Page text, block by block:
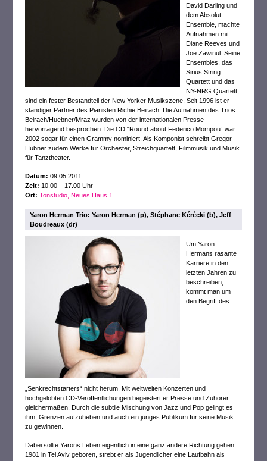
David Darling und
dem Absolut
Ensemble, machte
Aufnahmen mit
Diane Reeves und
Joe Zawinul. Seine
Ensembles, das
Sirius String
Quartett und das
NY-NRG Quartett,
sind ein fester Bestandteil der New Yorker Musikszene. Seit 1996 ist er
ständiger Partner des Pianisten Richie Beirach. Die Aufnahmen des Trios
Beirach/Huebner/Mraz wurden von der internationalen Presse
hervorragend besprochen. Die CD “Round about Federico Mompou“ war
2002 sogar für einen Grammy nominiert. Als Komponist schreibt Gregor
Hübner zudem Werke für Orchester, Streichquartett, Filmmusik und Musik
für Tanztheater.
Datum: 09.05.2011
Zeit: 10.00 – 17.00 Uhr
Ort: Tonstudio, Neues Haus 1
Yaron Herman Trio: Yaron Herman (p), Stéphane Kérécki (b), Jeff
Boudreaux (dr)
Um Yaron
Hermans rasante
Karriere in den
letzten Jahren zu
beschreiben,
kommt man um
den Begriff des
„Senkrechtstarters“ nicht herum. Mit weltweiten Konzerten und
hochgelobten CD-Veröffentlichungen begeistert er Presse und Zuhörer
gleichermaßen. Durch die subtile Mischung von Jazz und Pop gelingt es
ihm, Grenzen aufzuheben und auch ein junges Publikum für seine Musik
zu gewinnen.
Dabei sollte Yarons Leben eigentlich in eine ganz andere Richtung gehen:
1981 in Tel Aviv geboren, strebt er als Jugendlicher eine Laufbahn als